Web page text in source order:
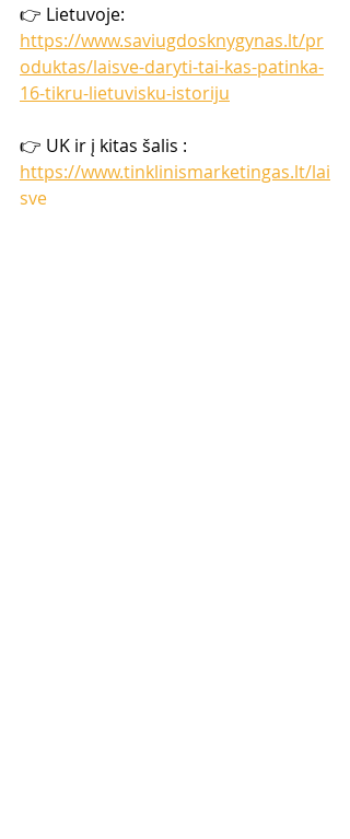
👉 Lietuvoje:
https://www.saviugdosknygynas.lt/pr
oduktas/laisve-daryti-tai-kas-patinka-
16-tikru-lietuvisku-istoriju
👉 UK ir į kitas šalis :
https://www.tinklinismarketingas.lt/lai
sve